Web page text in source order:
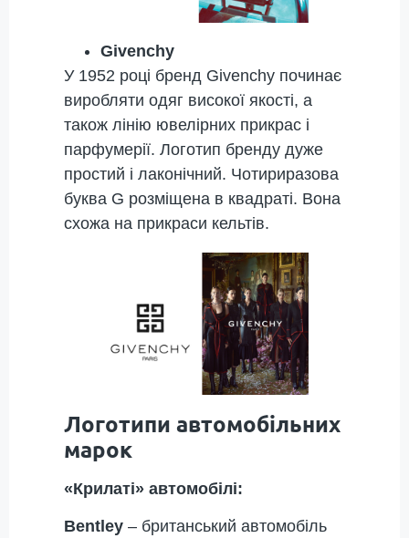
Givenchy
У 1952 році бренд Givenchy починає
виробляти одяг високої якості, а
також лінію ювелірних прикрас і
парфумерії. Логотип бренду дуже
простий і лаконічний. Чотириразова
буква G розміщена в квадраті. Вона
схожа на прикраси кельтів.
Логотипи автомобільних
марок
«Крилаті» автомобілі:
Bentley – британський автомобіль